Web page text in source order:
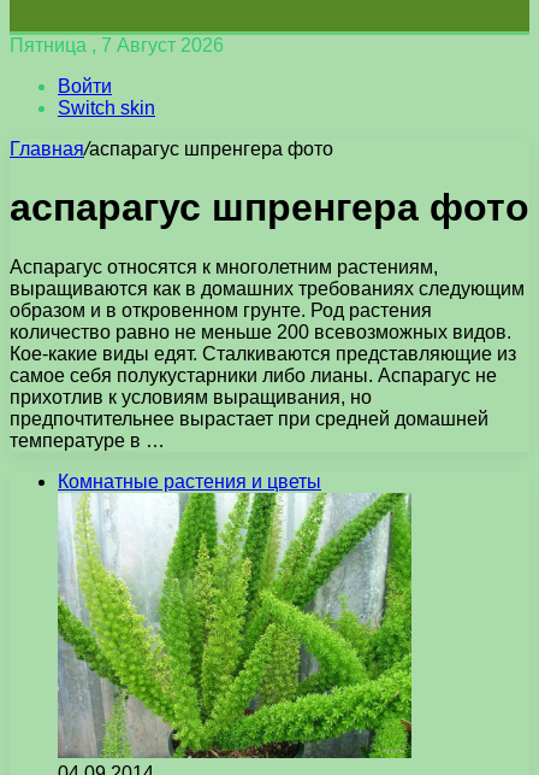
Пятница , 7 Август 2026
Войти
Switch skin
Главная/аспарагус шпренгера фото
аспарагус шпренгера фото
Аспарагус относятся к многолетним растениям,
выращиваются как в домашних требованиях следующим
образом и в откровенном грунте. Род растения
количество равно не меньше 200 всевозможных видов.
Кое-какие виды едят. Сталкиваются представляющие из
самое себя полукустарники либо лианы. Аспарагус не
прихотлив к условиям выращивания, но
предпочтительнее вырастает при средней домашней
температуре в …
Комнатные растения и цветы